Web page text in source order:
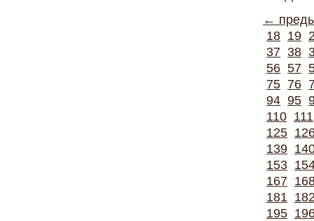
←
18 19
37 38
56 57
75 76
94 95
110 111
125
139
153
167
181
195